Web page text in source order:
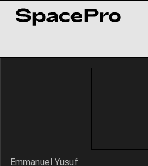
Emmanuel Yusuf